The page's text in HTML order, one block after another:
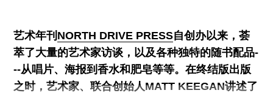
艺术年刊 NORTH DRIVE PRESS自创办以来，荟
萃了大量的艺术家访谈，以及各种独特的随书配品-
--从唱片、海报到香水和肥皂等等。在终结版出版
之时，艺术家、联合创始人MATT KEEGAN讲述了